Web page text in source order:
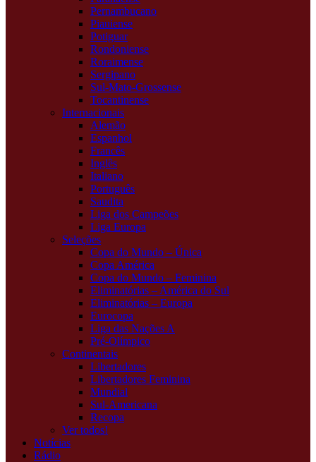
Pernambucano
Piauiense
Potiguar
Rondoniense
Roraimense
Sergipano
Sul-Mato-Grossense
Tocantinense
Internacionais
Alemão
Espanhol
Francês
Inglês
Italiano
Português
Saudita
Liga dos Campeões
Liga Europa
Seleções
Copa do Mundo – Única
Copa América
Copa do Mundo – Feminina
Eliminatórias – América do Sul
Eliminatórias – Europa
Eurocopa
Liga das Nações A
Pré-Olímpico
Continentais
Libertadores
Libertadores Feminina
Mundial
Sul-Americana
Recopa
Ver todos!
Notícias
Rádio